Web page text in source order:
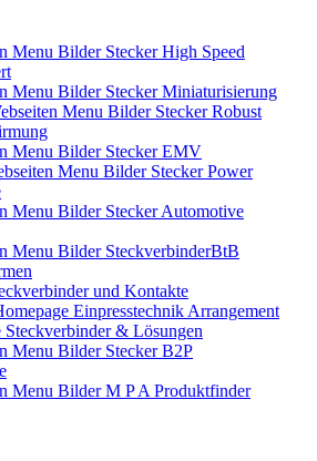
und Kontakte
& Lösungen